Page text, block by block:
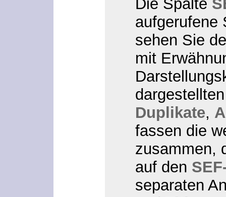
Die Spalte
sehen Sie
mit
Duplikate,
fassen die
zusammen,
auf den
separaten